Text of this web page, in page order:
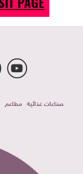
صناعات غذائية مطاعم